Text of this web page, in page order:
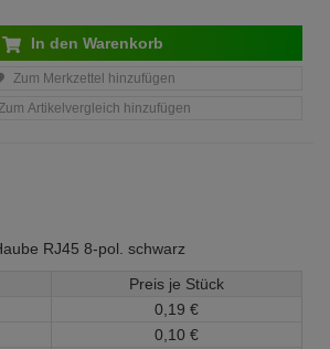
In den Warenkorb
Zum Merkzettel hinzufügen
Artikelvergleich hinzufügen
RJ45 8-pol. schwarz
Preis je Stück
0, 19 €
0, 10 €